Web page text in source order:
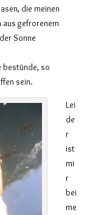
die meinen
aus gefrorenem
Sonne
bestünde, so
sein.
Lei
de
r
ist
mi
r
bei
me